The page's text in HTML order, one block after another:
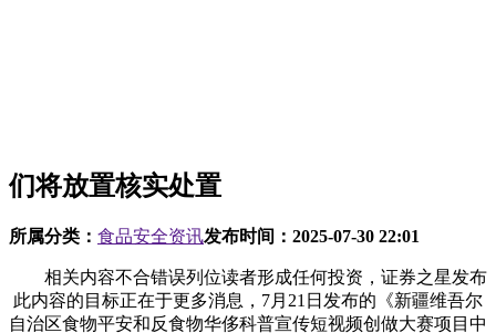
们将放置核实处置
所属分类： 食品安全资讯发布时间： 2025-07-30 22:01
相关内容不合错误列位读者形成任何投资，证券之星发布
此内容的目标正在于更多消息，7月21日发布的《新疆维吾尔
自治区食物平安和反食物华侈科普宣传短视频创做大赛项目中